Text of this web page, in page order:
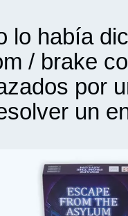
lo había
/ brake
por
un